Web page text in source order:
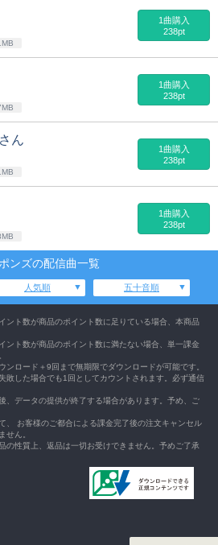
1曲購入
238pt
1曲購入
238pt
ん
1曲購入
238pt
1曲購入
238pt
ンズの配信曲一覧
人気順 五十音順
ント数が商品のポイント数に足りている場合、本商品
ント数が商品のポイント数に満たない場合、単一課金
ロード＋9回まで無期限でダウンロードが可能です。
敗した場合でも1回としてカウントされます。必ず通信
、データの提供が終了する場合があります。予め、ご
、 お客様のご都合による課金完了後の注文キャンセル
せん。
の性質上、返品は一切お受けできません。予めご了承